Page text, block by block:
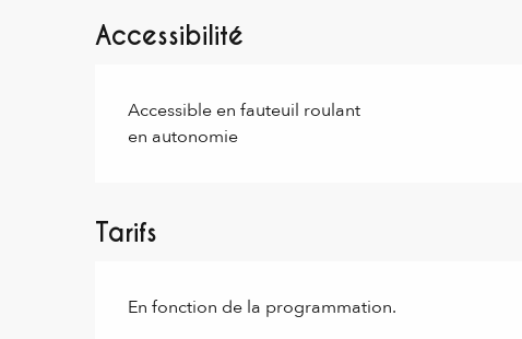
Accessibilité
Accessible en fauteuil roulant
en autonomie
Tarifs
En fonction de la programmation.